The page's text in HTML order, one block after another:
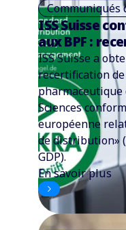
Communiqués
ISS Suisse
aux BPF :
ISS Suisse a
recertification
pharmaceutique
Sciences
européenne
de distribution»
GDP).
En savoir plus